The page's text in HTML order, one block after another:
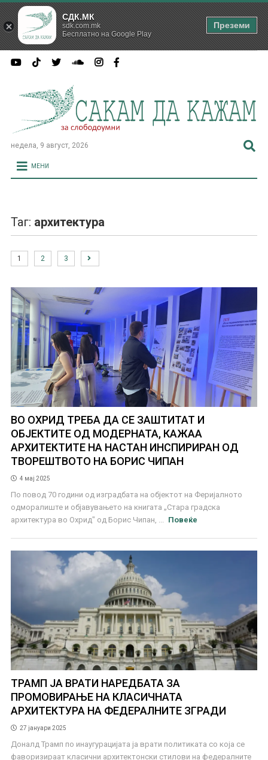
недела, 9 август, 2026
МЕНИ
Таг: архитектура
1 2 3
ВО ОХРИД ТРЕБА ДА СЕ ЗАШТИТАТ И
ОБЈЕКТИТЕ ОД МОДЕРНАТА, КАЖАА
АРХИТЕКТИТЕ НА НАСТАН ИНСПИРИРАН ОД
ТВОРЕШТВОТО НА БОРИС ЧИПАН
4 мај 2025
По повод 70 години од изградбата на објектот на Феријалното
одморалиште и објавувањето на книгата „Стара градска
архитектура во Охрид" од Борис Чипан, ...
Повеќе
ТРАМП ЈА ВРАТИ НАРЕДБАТА ЗА
ПРОМОВИРАЊЕ НА КЛАСИЧНАТА
АРХИТЕКТУРА НА ФЕДЕРАЛНИТЕ ЗГРАДИ
27 јануари 2025
Доналд Трамп по инаугурацијата ја врати политиката со која се
фаворизираат класични архитектонски стилови на федералните
СДК.МК
sdk.com.mk
Бесплатно на Google Play
Преземи